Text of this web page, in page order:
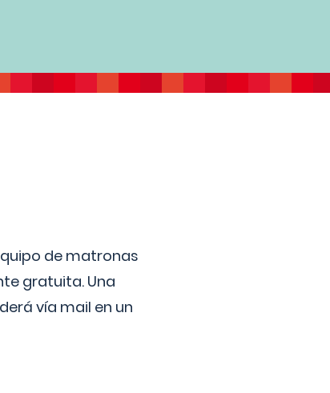
de matronas
gratuita. Una
vía mail en un